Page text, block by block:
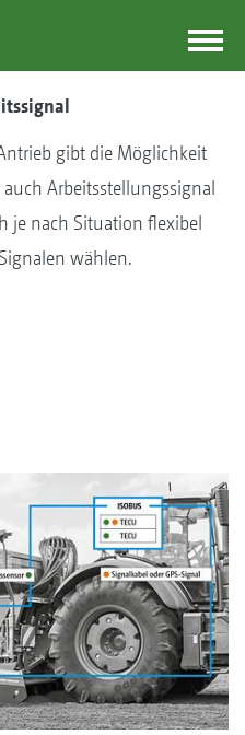
gibt die Möglichkeit
Arbeitsstellungssignal
je nach Situation flexibel
wählen.